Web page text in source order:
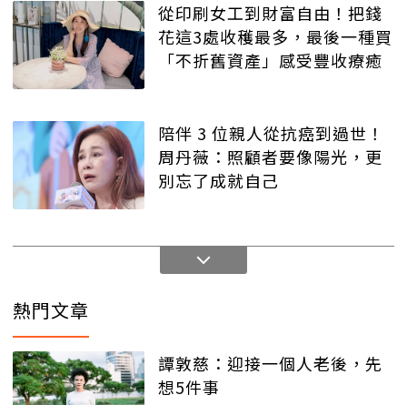
從印刷女工到財富自由！把錢
花這3處收穫最多，最後一種買
「不折舊資產」感受豐收療癒
陪伴 3 位親人從抗癌到過世！
周丹薇：照顧者要像陽光，更
別忘了成就自己
熱門文章
譚敦慈：迎接一個人老後，先
想5件事